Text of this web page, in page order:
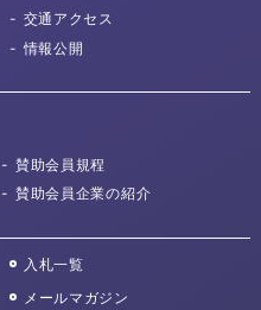
交通アクセス
情報公開
賛助会員規程
賛助会員企業の紹介
入札一覧
メールマガジン